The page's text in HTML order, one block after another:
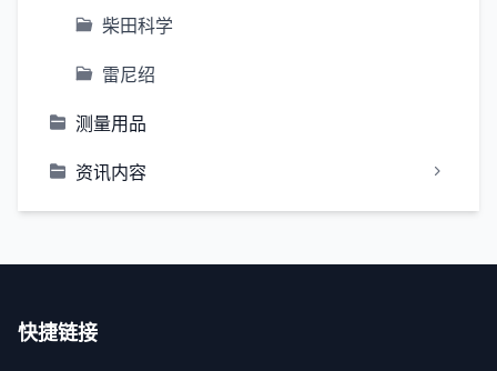
柴田科学
雷尼绍
测量用品
资讯内容
快捷链接